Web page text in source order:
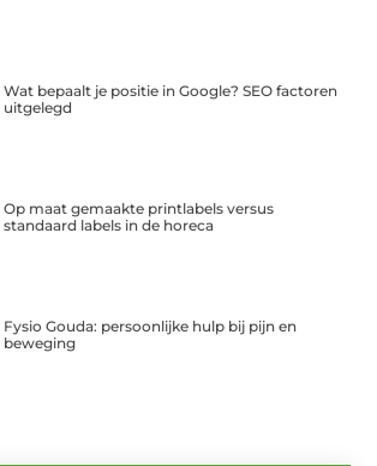
Wat bepaalt je positie in Google? SEO factoren
uitgelegd
Op maat gemaakte printlabels versus
standaard labels in de horeca
Fysio Gouda: persoonlijke hulp bij pijn en
beweging